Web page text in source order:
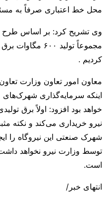
محل خط اعتباری صرفاً به
وی تشریح کرد: بر اساس طرح
مجموعاً تولید
کردیم .
معاون امور تعاون وزارت
اینکه سرمایه‌گذاری
خواهد بود افزود: اولاً برق
نیرو خریداری می‌‌کند و نکته
شهرک صنعتی این نیروگاه را
توسط وزارت نیرو نخواهد
است.
انتهای خبر/